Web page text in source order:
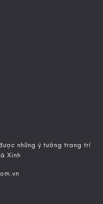
những ý tưởng trang trí
Xinh